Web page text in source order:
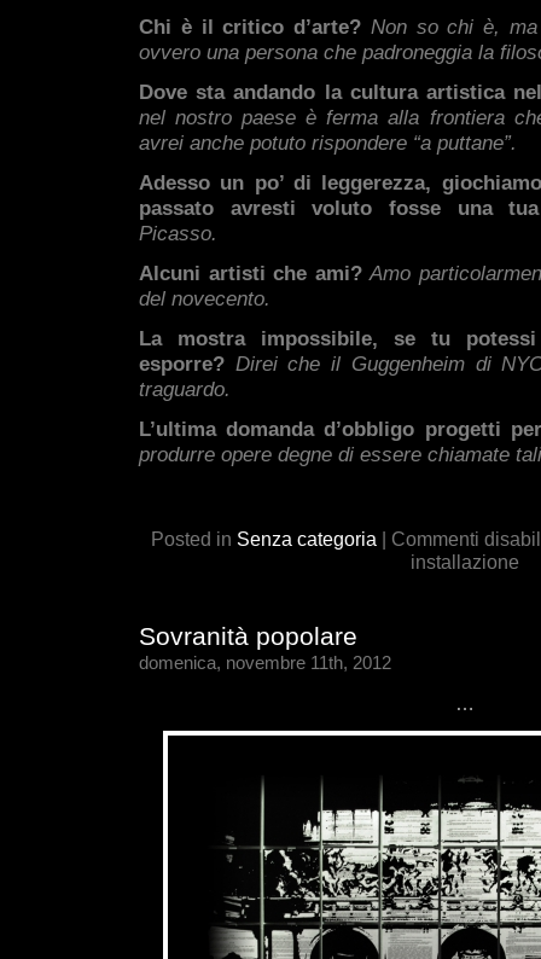
Chi è il critico d’arte? Non so chi è,
ovvero una persona che padroneggia la
Dove sta andando la cultura artistica
nel nostro paese è ferma alla frontiera
avrei anche potuto rispondere “a puttane”.
Adesso un po’ di leggerezza,
passato avresti voluto fosse una
Picasso.
Alcuni artisti che ami?Amo
del novecento.
La mostra impossibile, se tu
esporre? Direi che il Guggenheim di
traguardo.
L’ultima domanda d’obbligo progetti
produrre opere degne di essere chiamate
Posted in Senza categoria | Commenti
installazione
Sovranità popolare
domenica, novembre 11th, 2012
…